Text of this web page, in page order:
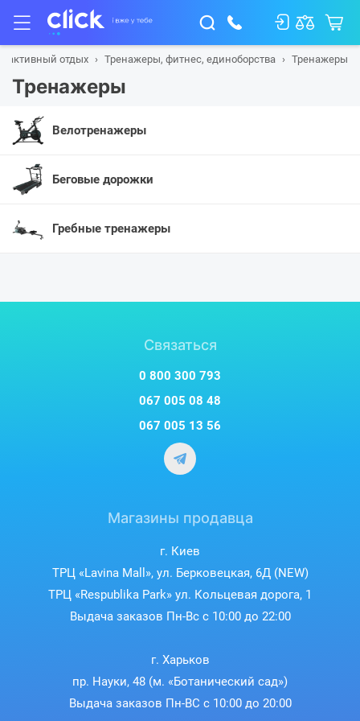
активный отдых Тренажеры, фитнес, единоборства Тренажеры
Тренажеры
Велотренажеры
Беговые дорожки
Гребные тренажеры
Связаться
0 800 300 793
067 005 08 48
067 005 13 56
Магазины продавца
г. Киев
ТРЦ «Lavina Mall», ул. Берковецкая, 6Д (NEW)
ТРЦ «Respublika Park» ул. Кольцевая дорога, 1
Выдача заказов Пн-Вс с 10:00 до 22:00
г. Харьков
пр. Науки, 48 (м. «Ботанический сад»)
Выдача заказов Пн-ВС с 10:00 до 20:00